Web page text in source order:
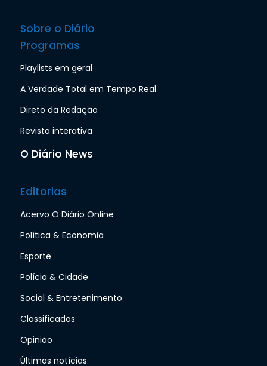
Sobre o Diário
Programas
Playlists em geral
A Verdade Total em Tempo Real
Direto da Redação
Revista interativa
O Diário News
Editorias
Acervo O Diário Online
Política & Economia
Esporte
Polícia & Cidade
Social & Entretenimento
Classificados
Opinião
Últimas notícias